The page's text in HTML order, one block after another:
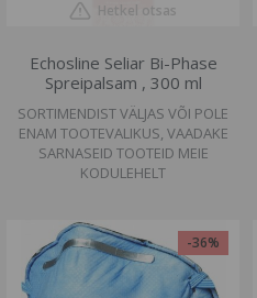
Hetkel otsas
Echosline Seliar Bi-Phase
Spreipalsam , 300 ml
SORTIMENDIST VÄLJAS VÕI POLE
ENAM TOOTEVALIKUS, VAADAKE
SARNASEID TOOTEID MEIE
KODULEHELT
-36%